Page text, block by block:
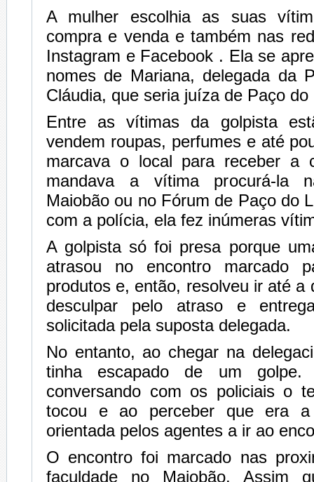
A mulher escolhia as suas
compra e venda e também nas
Instagram e Facebook . Ela se
nomes de Mariana, delegada da
Cláudia, que seria juíza de Paço do
Entre as vítimas da golpista
vendem roupas, perfumes e até
marcava o local para receber a
mandava a vítima procurá-la
Maiobão ou no Fórum de Paço do
com a polícia, ela fez inúmeras
A golpista só foi presa porque
atrasou no encontro marcado
produtos e, então, resolveu ir até a
desculpar pelo atraso e
solicitada pela suposta delegada.
No entanto, ao chegar na
tinha escapado de um golpe.
conversando com os policiais o
tocou e ao perceber que era
orientada pelos agentes a ir ao
O encontro foi marcado nas
faculdade no Maiobão. Assim